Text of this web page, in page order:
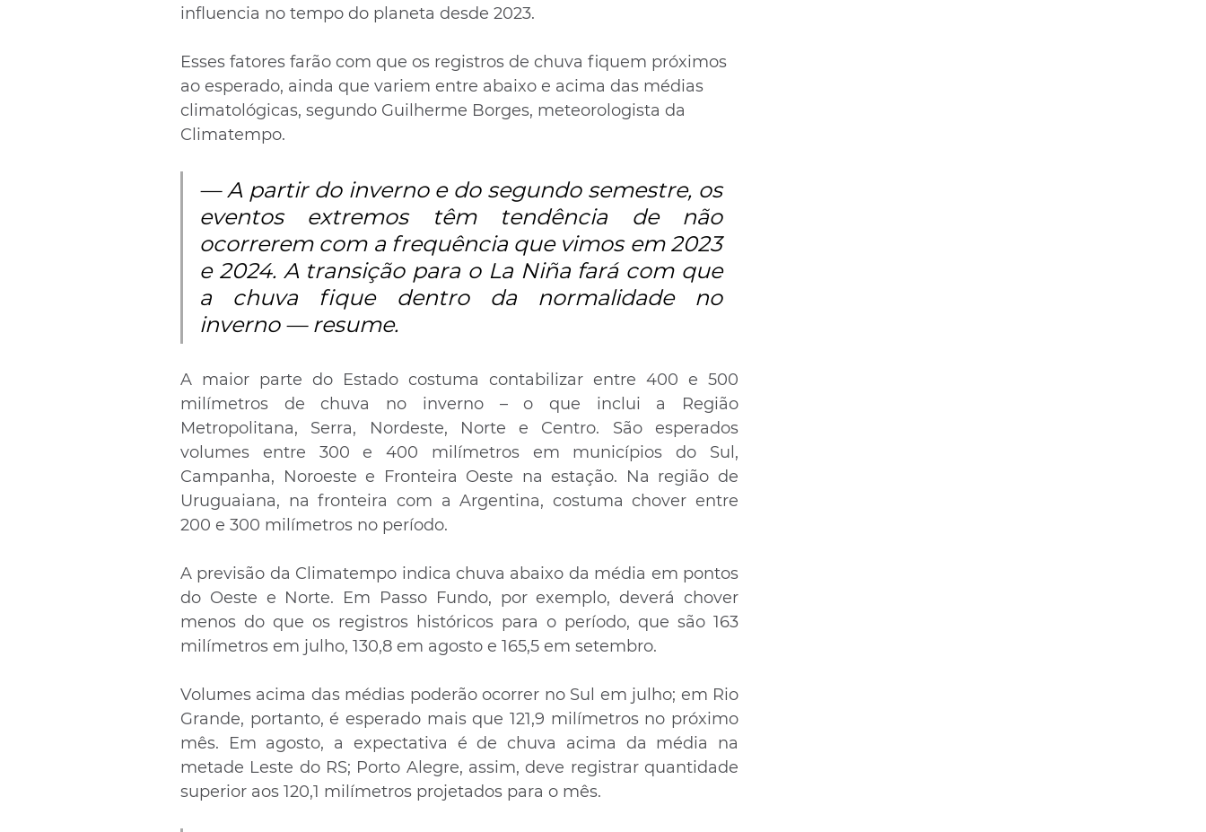
influencia no tempo do planeta desde 2023.
Esses fatores farão com que os registros de chuva fiquem próximos
ao esperado, ainda que variem entre abaixo e acima das médias
climatológicas, segundo Guilherme Borges, meteorologista da
Climatempo.
— A partir do inverno e do segundo semestre, os
eventos extremos têm tendência de não
ocorrerem com a frequência que vimos em 2023
e 2024. A transição para o La Niña fará com que
a chuva fique dentro da normalidade no
inverno — resume.
A maior parte do Estado costuma contabilizar entre 400 e 500
milímetros de chuva no inverno – o que inclui a Região
Metropolitana, Serra, Nordeste, Norte e Centro. São esperados
volumes entre 300 e 400 milímetros em municípios do Sul,
Campanha, Noroeste e Fronteira Oeste na estação. Na região de
Uruguaiana, na fronteira com a Argentina, costuma chover entre
200 e 300 milímetros no período.
A previsão da Climatempo indica chuva abaixo da média em pontos
do Oeste e Norte. Em Passo Fundo, por exemplo, deverá chover
menos do que os registros históricos para o período, que são 163
milímetros em julho, 130,8 em agosto e 165,5 em setembro.
Volumes acima das médias poderão ocorrer no Sul em julho; em Rio
Grande, portanto, é esperado mais que 121,9 milímetros no próximo
mês. Em agosto, a expectativa é de chuva acima da média na
metade Leste do RS; Porto Alegre, assim, deve registrar quantidade
superior aos 120,1 milímetros projetados para o mês.